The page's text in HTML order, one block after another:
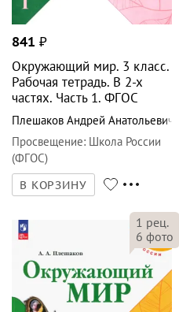
841 ₽
Окружающий мир. 3 класс.
Рабочая тетрадь. В 2-х
частях. Часть 1. ФГОС
Плешаков Андрей Анатольевич
Просвещение: Школа России
(ФГОС)
В КОРЗИНУ
1 рец.
6 фото